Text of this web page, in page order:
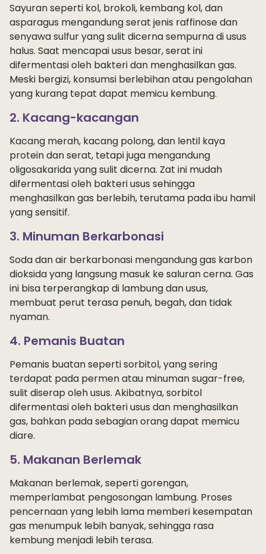
Sayuran seperti kol, brokoli, kembang kol, dan
asparagus mengandung serat jenis raffinose dan
senyawa sulfur yang sulit dicerna sempurna di usus
halus. Saat mencapai usus besar, serat ini
difermentasi oleh bakteri dan menghasilkan gas.
Meski bergizi, konsumsi berlebihan atau pengolahan
yang kurang tepat dapat memicu kembung.
2. Kacang-kacangan
Kacang merah, kacang polong, dan lentil kaya
protein dan serat, tetapi juga mengandung
oligosakarida yang sulit dicerna. Zat ini mudah
difermentasi oleh bakteri usus sehingga
menghasilkan gas berlebih, terutama pada ibu hamil
yang sensitif.
3. Minuman Berkarbonasi
Soda dan air berkarbonasi mengandung gas karbon
dioksida yang langsung masuk ke saluran cerna. Gas
ini bisa terperangkap di lambung dan usus,
membuat perut terasa penuh, begah, dan tidak
nyaman.
4. Pemanis Buatan
Pemanis buatan seperti sorbitol, yang sering
terdapat pada permen atau minuman sugar-free,
sulit diserap oleh usus. Akibatnya, sorbitol
difermentasi oleh bakteri usus dan menghasilkan
gas, bahkan pada sebagian orang dapat memicu
diare.
5. Makanan Berlemak
Makanan berlemak, seperti gorengan,
memperlambat pengosongan lambung. Proses
pencernaan yang lebih lama memberi kesempatan
gas menumpuk lebih banyak, sehingga rasa
kembung menjadi lebih terasa.